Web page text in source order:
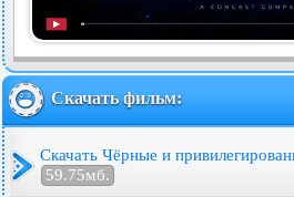
Скачать фильм:
Скачать Чёрные и
59.75мб.